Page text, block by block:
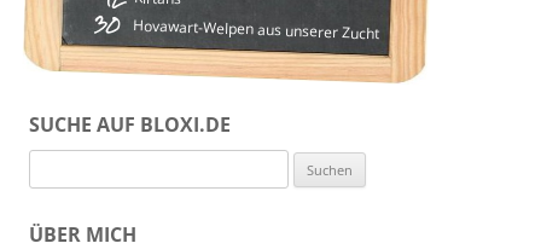
30 Hovawart-Welpen aus unserer Zucht
SUCHE AUF BLOXI.DE
nach:
ÜBER MICH